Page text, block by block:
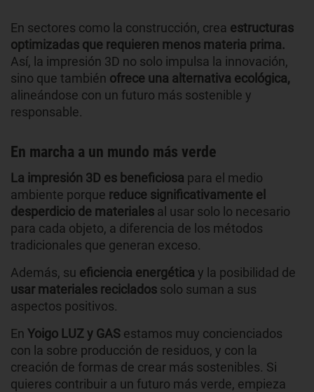
En sectores como la construcción, crea estructuras
optimizadas que requieren menos materia prima.
Así, la impresión 3D no solo impulsa la innovación,
sino que también ofrece una alternativa ecológica,
alineándose con un futuro más sostenible y
responsable.
En marcha a un mundo más verde
La impresión 3D es beneficiosa para el medio
ambiente porque reduce significativamente el
desperdicio de materiales al usar solo lo necesario
para cada objeto, a diferencia de los métodos
tradicionales que generan exceso.
Además, su eficiencia energética y la posibilidad de
usar materiales reciclados solo suman a sus
aspectos positivos.
En Yoigo LUZ y GAS estamos muy concienciados
con la sobre producción de residuos, y con la
creación de formas de crear más sostenibles. Si
quieres contribuir a un futuro más verde, empieza